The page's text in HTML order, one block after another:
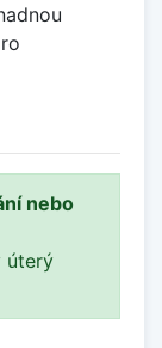
nebo
úterý